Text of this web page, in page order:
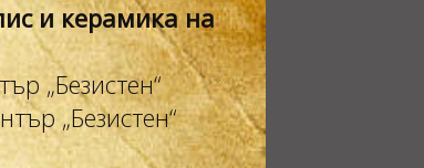
и керамика на
„Безистен“
„Безистен“